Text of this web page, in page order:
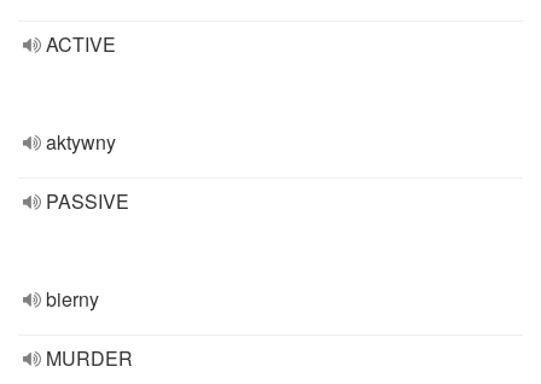
ACTIVE
aktywny
PASSIVE
bierny
MURDER